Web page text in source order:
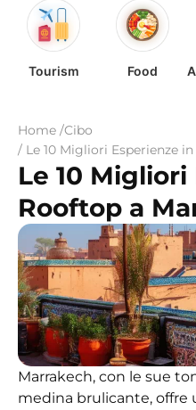
Tourism Food
Home /Cibo
/ Le 10 Migliori Esperienze
Le 10
Rooftop a
Marrakech, con le sue
medina brulicante, offre